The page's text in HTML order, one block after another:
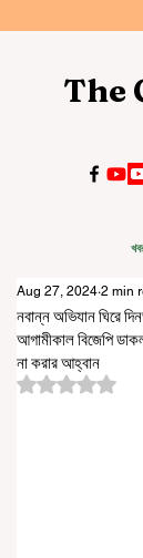
The
নবান্ন অভিযান ঘিরে
আগামীকাল বিজেপি
না করার আহ্বান
Aug 27, 2024 2 min
Rated